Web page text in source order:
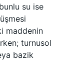
su ise
maddenin
turnusol
bazik